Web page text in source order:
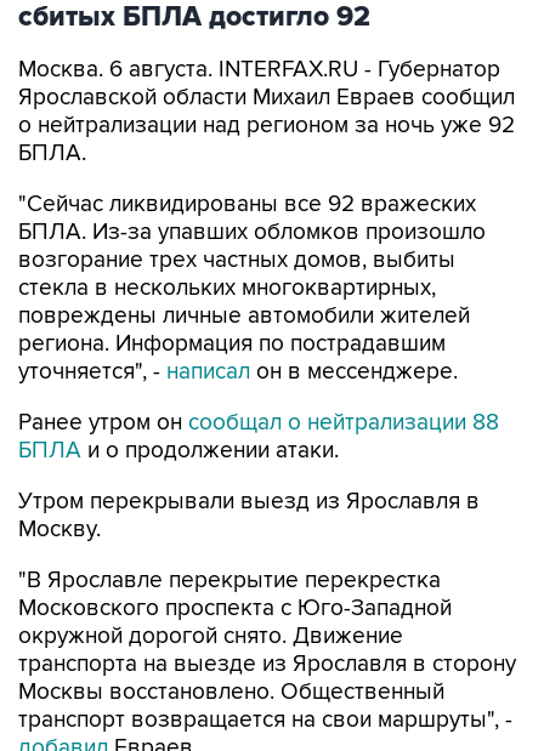
сбитых БПЛА достигло 92
Москва. 6 августа. INTERFAX.RU - Губернатор
Ярославской области Михаил Евраев сообщил
о нейтрализации над регионом за ночь уже 92
БПЛА.
"Сейчас ликвидированы все 92 вражеских
БПЛА. Из-за упавших обломков произошло
возгорание трех частных домов, выбиты
стекла в нескольких многоквартирных,
повреждены личные автомобили жителей
региона. Информация по пострадавшим
уточняется", - написал он в мессенджере.
Ранее утром он сообщал о нейтрализации 88
БПЛА и о продолжении атаки.
Утром перекрывали выезд из Ярославля в
Москву.
"В Ярославле перекрытие перекрестка
Московского проспекта с Юго-Западной
окружной дорогой снято. Движение
транспорта на выезде из Ярославля в сторону
Москвы восстановлено. Общественный
транспорт возвращается на свои маршруты", -